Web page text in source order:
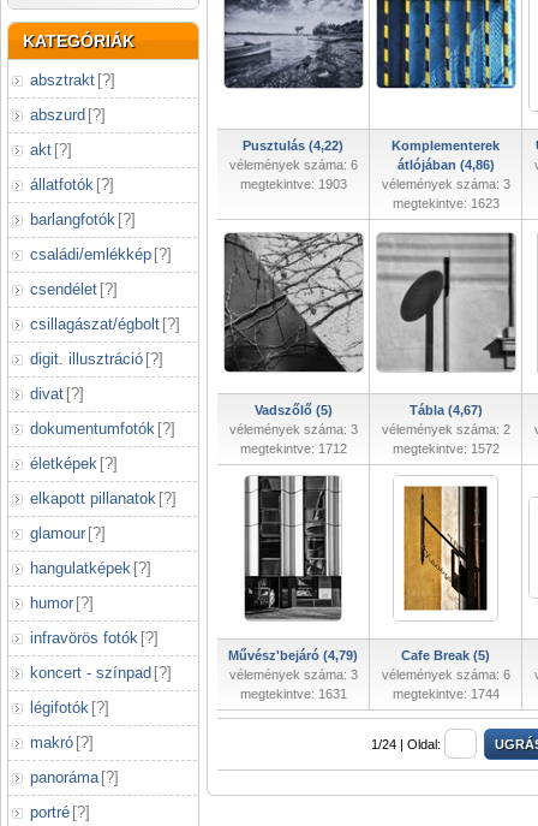
KATEGÓRIÁK
absztrakt [?]
abszurd [?]
akt [?]
állatfotók [?]
barlangfotók [?]
családi/emlékkép [?]
csendélet [?]
csillagászat/égbolt [?]
digit. illusztráció [?]
divat [?]
dokumentumfotók [?]
életképek [?]
elkapott pillanatok [?]
glamour [?]
hangulatképek [?]
humor [?]
infravörös fotók [?]
koncert - színpad [?]
légifotók [?]
makró [?]
panoráma [?]
portré [?]
Pusztulás (4,22)
vélemények száma: 6
megtekintve: 1903
Komplementerek
átlójában (4,86)
vélemények száma: 3
megtekintve: 1623
Vadszőlő (5)
vélemények száma: 3
megtekintve: 1712
Tábla (4,67)
vélemények száma: 2
megtekintve: 1572
Művész'bejáró (4,79)
vélemények száma: 3
megtekintve: 1631
Cafe Break (5)
vélemények száma: 6
megtekintve: 1744
1/24 | Oldal: